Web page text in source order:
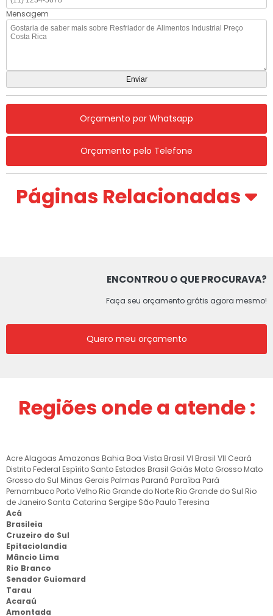
Mensagem
Orçamento por Whatsapp
Orçamento pelo Telefone
Páginas Relacionadas
ENCONTROU O QUE PROCURAVA?
Faça seu orçamento grátis agora mesmo!
Quero meu orçamento
Regiões onde a atende :
AcreAlagoas Amazonas Bahia Boa Vista Brasil VI Brasil VII Ceará
Distrito Federal Espírito Santo Estados Brasil Goiás Mato Grosso Mato
Grosso do Sul Minas Gerais Palmas Paraná Paraíba Pará
Pernambuco Porto Velho Rio Grande do Norte Rio Grande do Sul Rio
de Janeiro Santa Catarina Sergipe São PauloTeresina
Acá
Brasileia
Cruzeiro do Sul
Epitaciolandia
Mâncio Lima
Rio Branco
Senador Guiomard
Tarau
Acaraú
Amontada